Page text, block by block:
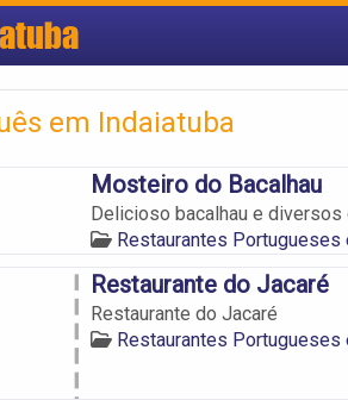
em Indaiatuba
Mosteiro do Bacalhau
Delicioso bacalhau e
Restaurantes Portugueses
Restaurante do Jacaré
Restaurante do Jacaré
Restaurantes Portugueses